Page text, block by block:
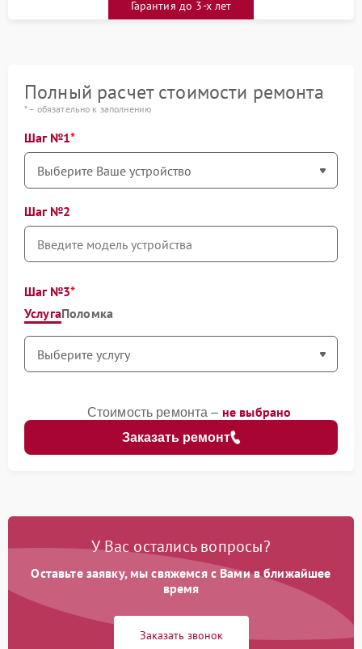
Гарантия до 3-х лет
Полный расчет стоимости ремонта
* – обязательно к заполнению
Шаг №1
Шаг №2
Шаг №3
УслугаПоломка
Заказать ремонт
Стоимость ремонта – не выбрано
У Вас остались вопросы?
Оставьте заявку, мы свяжемся с Вами в ближайшее
время
Заказать звонок